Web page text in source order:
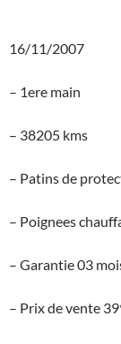
16/11/2007
– 1ere main
– 38205 kms
– Patins de
– Poignees
– Garantie 03
– Prix de vente